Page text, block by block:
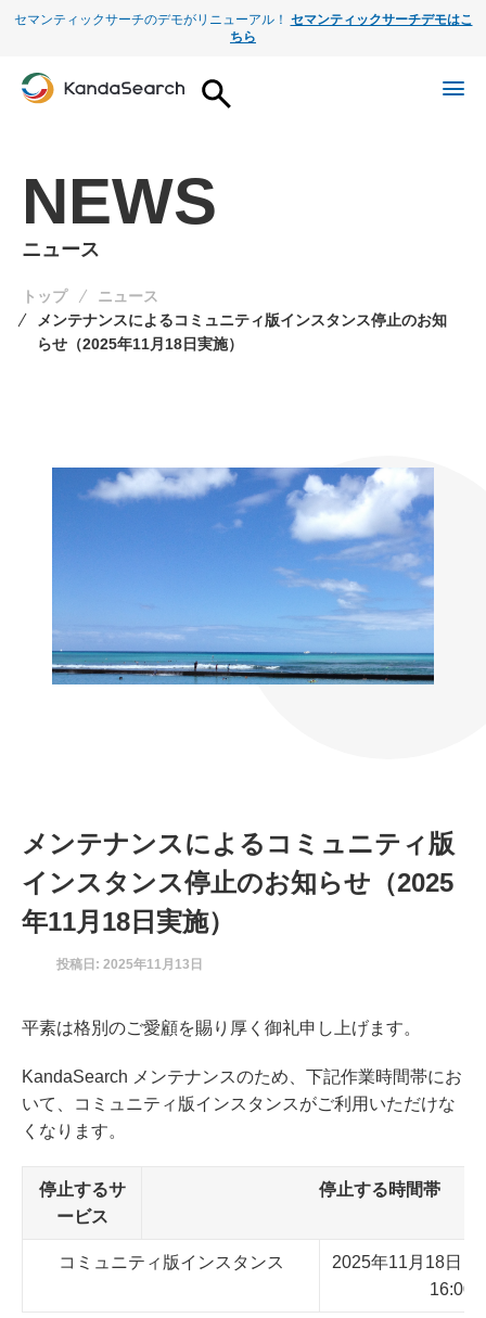
セマンティックサーチのデモがリニューアル！ セマンティックサーチデモはこ
ちら
NEWS
ニュース
トップ
ニュース
メンテナンスによるコミュニティ版インスタンス停止のお知
らせ（2025年11月18日実施）
メンテナンスによるコミュニティ版
インスタンス停止のお知らせ（2025
年11月18日実施）
投稿日: 2025年11月13日
平素は格別のご愛顧を賜り厚く御礼申し上げます。
KandaSearch メンテナンスのため、下記作業時間帯にお
いて、コミュニティ版インスタンスがご利用いただけな
くなります。
停止するサ
ービス
停止する時間帯
コミュニティ版インスタンス
2025年11月18日（
16:00